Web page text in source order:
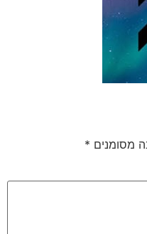
מסומנים *